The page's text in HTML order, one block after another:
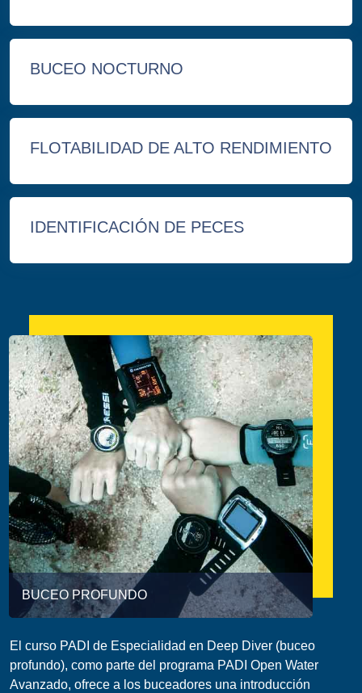
BUCEO PROFUNDO
El curso PADI de Especialidad en Deep Diver (buceo
profundo), como parte del programa PADI Open Water
Avanzado, ofrece a los buceadores una introducción
BUCEO NOCTURNO
FLOTABILIDAD DE ALTO RENDIMIENTO
IDENTIFICACIÓN DE PECES